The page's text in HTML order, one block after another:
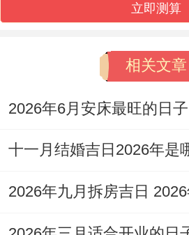
（星期二 | 农历九月十一）
道吉日，贵人运强 能化解
阻碍 寓意得到上天眷顾与
吉时推荐午时（11：00-13
德星力最旺 能量最为吉祥
立即测算
相关文章
十一月结婚吉日2026年是